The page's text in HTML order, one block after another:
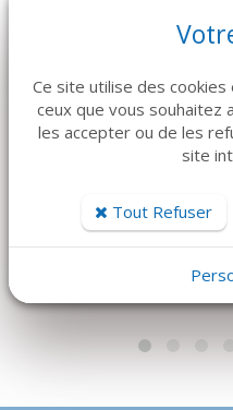
DÉTAILS
Visseuse prothétique
1 796 €
Ce site utilise des
ceux que vous souhaitez
les accepter ou de les
site
Tout Refuser